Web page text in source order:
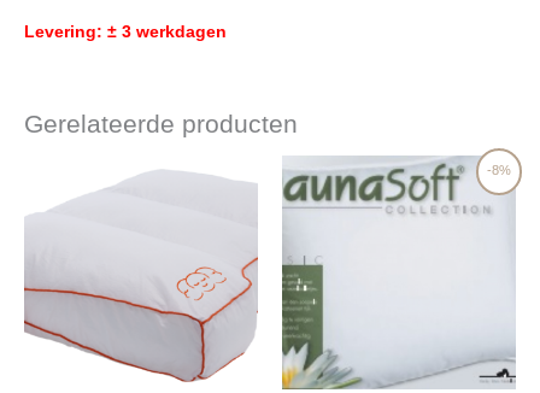
Levering: ± 3 werkdagen
Gerelateerde producten
-8%
Oorspronkelijke
prijs
was:
Huidige
prijs
is: